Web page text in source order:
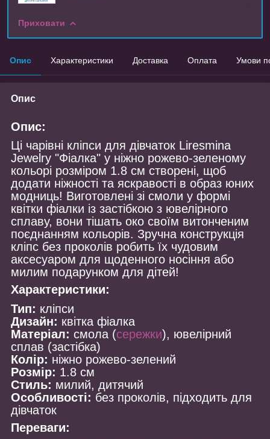
Приховати
Опис Характеристики Доставка Оплата Умови
Опис
Опис:
Ці чарівні кліпси для дівчаток Liresmina
Jewelry "Фіалка" у ніжно рожево-зеленому
кольорі розміром 1.8 см створені, щоб
додати ніжності та яскравості в образ юних
модниць! Виготовлені зі смоли у формі
квітки фіалки із застібкою з ювелірного
сплаву, вони тішать око своїм витонченим
поєднанням кольорів. Зручна конструкція
кліпс без проколів робить їх чудовим
аксесуаром для щоденного носіння або
милим подарунком для дітей!
Характеристики:
Тип: кліпси
Дизайн: квітка фіалка
Матеріал: смола (сережки), ювелірний
сплав (застібка)
Колір: ніжно рожево-зелений
Розмір: 1.8 см
Стиль: милий, дитячий
Особливості: без проколів, підходить для
дівчаток
Переваги: